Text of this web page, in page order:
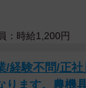
：時給1,200円
経験不問/正
ます。農機